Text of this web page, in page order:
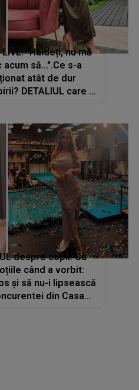
"Haideți, nu mă
să...".Ce s-a
atât de dur
DETALIUL care a
despre copil. Cu
când a vorbit:
și să nu-i lipsească
din Casa